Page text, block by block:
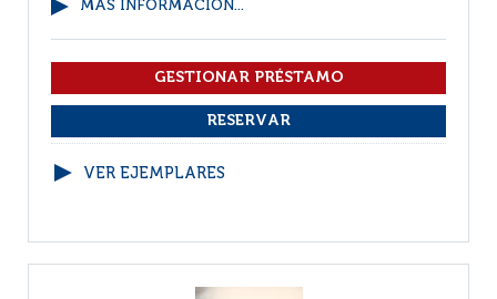
MÁS INFORMACIÓN...
VER EJEMPLARES